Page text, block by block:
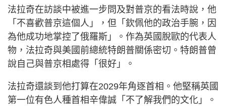
法拉奇在訪談中被進一步問及對普京的看法時說，他
「不喜歡普京這個人」，但「欽佩他的政治手腕，因
為他成功地掌控了俄羅斯」。作為英國脫歐的代表人
物，法拉奇與美國前總統特朗普關係密切。特朗普曾
說自己與普京相處得「很好」。
法拉奇還談到他打算在2029年角逐首相。他堅稱英國
第一位有色人種首相辛偉誠「不了解我們的文化」。